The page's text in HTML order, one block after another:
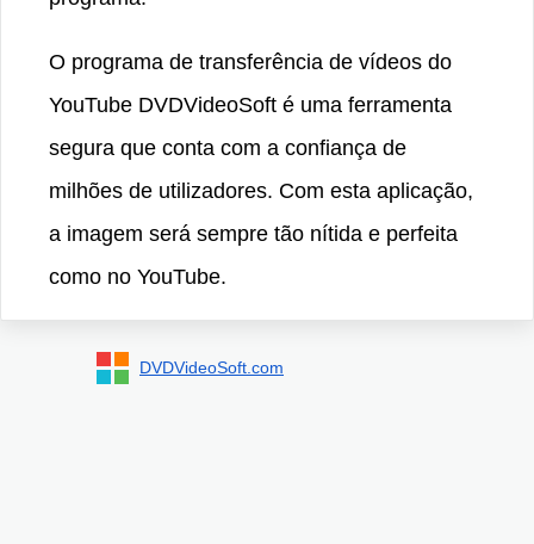
O programa de transferência de vídeos do
YouTube DVDVideoSoft é uma ferramenta
segura que conta com a confiança de
milhões de utilizadores. Com esta aplicação,
a imagem será sempre tão nítida e perfeita
como no YouTube.
DVDVideoSoft.com